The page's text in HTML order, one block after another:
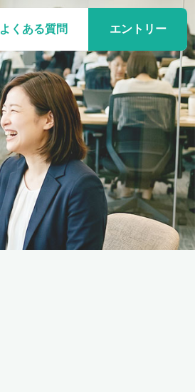
よくある質問 エントリー